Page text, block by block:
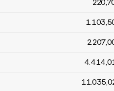
220
1.103
2.207
4.414
11.035